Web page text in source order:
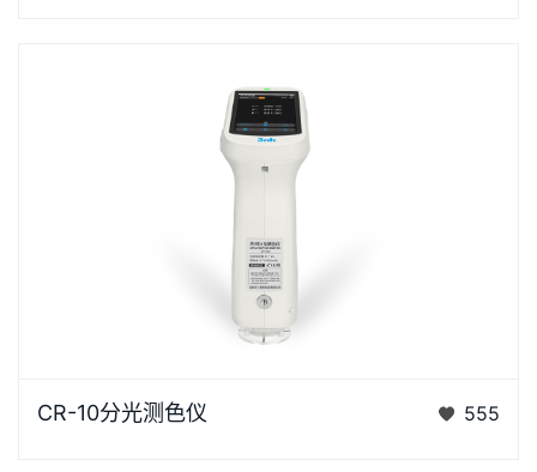
仪，使用方便，一键可完成测量，采用内置大面积硅光
CR-10分光测色仪 555